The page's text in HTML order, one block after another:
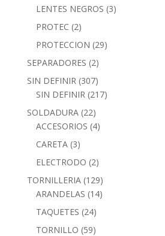
LENTES NEGROS (3)
PROTEC (2)
PROTECCION (29)
SEPARADORES (2)
SIN DEFINIR (307)
SIN DEFINIR (217)
SOLDADURA (22)
ACCESORIOS (4)
CARETA (3)
ELECTRODO (2)
TORNILLERIA (129)
ARANDELAS (14)
TAQUETES (24)
TORNILLO (59)